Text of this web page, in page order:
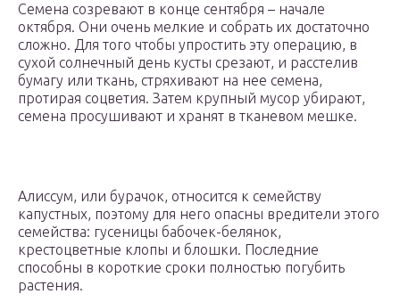
Семена созревают в конце сентября – начале
октября. Они очень мелкие и собрать их достаточно
сложно. Для того чтобы упростить эту операцию, в
сухой солнечный день кусты срезают, и расстелив
бумагу или ткань, стряхивают на нее семена,
протирая соцветия. Затем крупный мусор убирают,
семена просушивают и хранят в тканевом мешке.
Алиссум, или бурачок, относится к семейству
капустных, поэтому для него опасны вредители этого
семейства: гусеницы бабочек-белянок,
крестоцветные клопы и блошки. Последние
способны в короткие сроки полностью погубить
растения.